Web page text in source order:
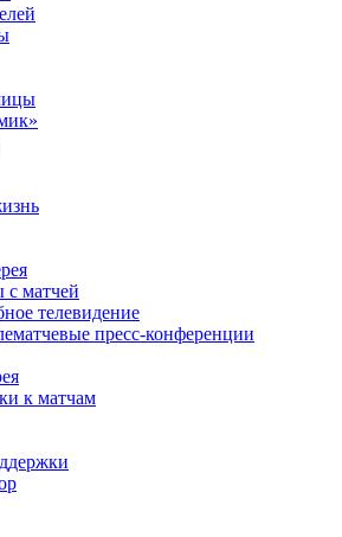
с матчей
телевидение
пресс-конференции
к матчам